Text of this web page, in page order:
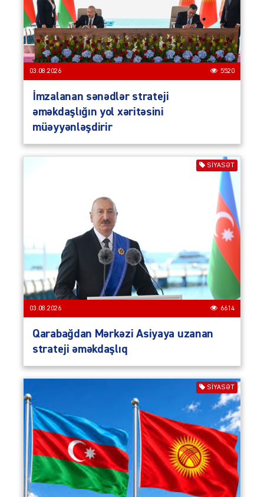
03.08.2026 5520
İmzalanan sənədlər strateji
əməkdaşlığın yol xəritəsini
müəyyənləşdirir
SIYASƏT
03.08.2026 6614
Qarabağdan Mərkəzi Asiyaya uzanan
strateji əməkdaşlıq
SIYASƏT